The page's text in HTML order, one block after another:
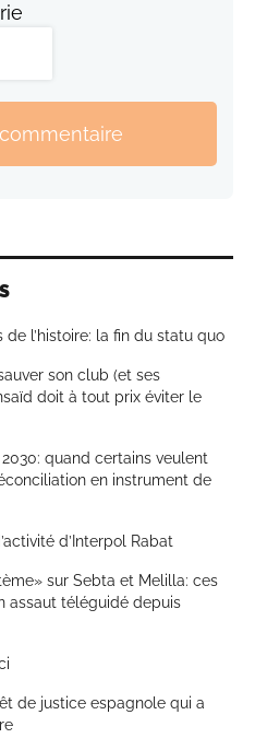
l’histoire: la fin du statu quo
son club (et ses
doit à tout prix éviter le
quand certains veulent
en instrument de
d’Interpol Rabat
sur Sebta et Melilla: ces
assaut téléguidé depuis
de justice espagnole qui a